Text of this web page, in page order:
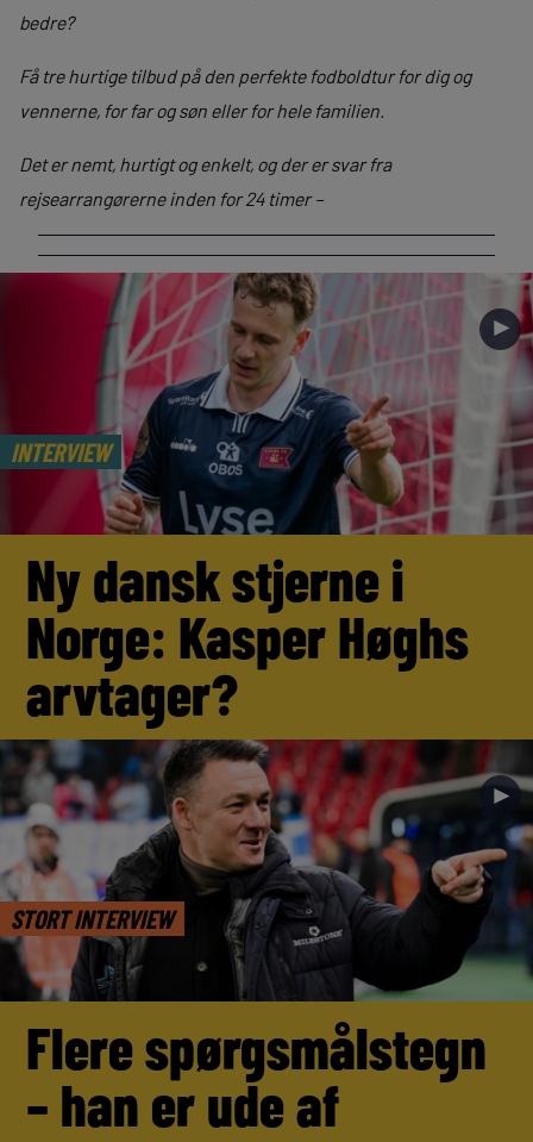
bedre?
Få tre hurtige tilbud på den perfekte fodboldtur for dig og
vennerne, for far og søn eller for hele familien.
Det er nemt, hurtigt og enkelt, og der er svar fra
rejsearrangørerne inden for 24 timer –
INTERVIEW
►
Ny dansk stjerne i
Norge: Kasper Høghs
arvtager?
STORT INTERVIEW
►
Flere spørgsmålstegn
– han er ude af